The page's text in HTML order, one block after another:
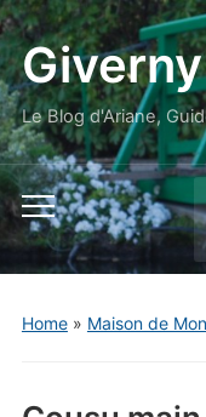
Le Blog d'Ariane,
Toggle
mobile
menu
Home» Maison de